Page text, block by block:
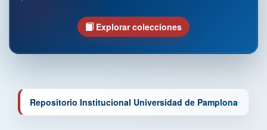
Explorar colecciones
Repositorio Institucional Universidad de Pamplona